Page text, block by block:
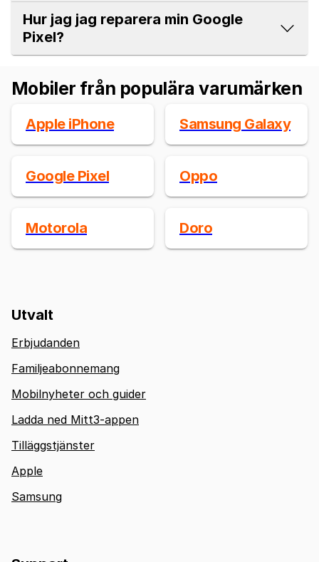
Hur jag jag reparera min Google
Pixel?
Mobiler från populära varumärken
Apple iPhone Samsung Galaxy
Google Pixel Oppo
Motorola Doro
Utvalt
Erbjudanden
Familjeabonnemang
Mobilnyheter och guider
Ladda ned Mitt3-appen
Tilläggstjänster
Apple
Samsung